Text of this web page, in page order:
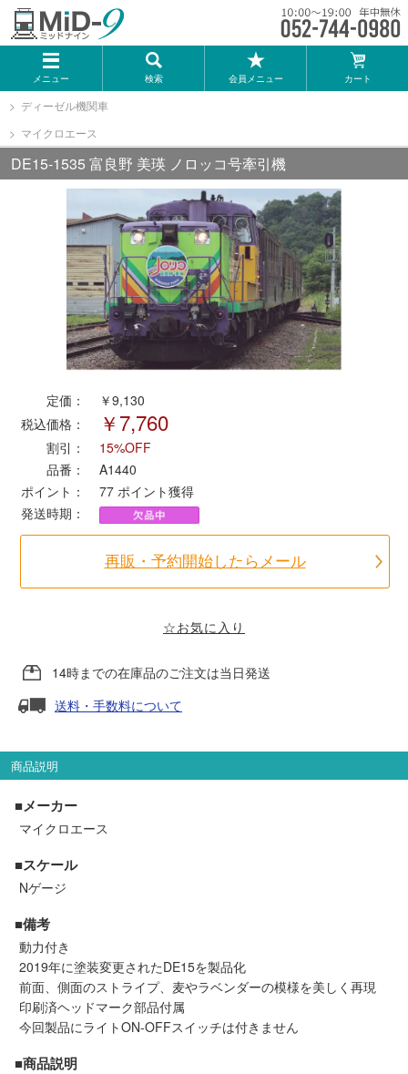
メニュー 検索 会員メニュー カート
メーカー一覧
TOMIX
KATO
トミーテック
マイクロエース
Bトレインショーティー
タカラトミー（プラレール）
ポポンデッタ
MODEMO(モデモ)
TTC
セール品・キャンペーン
セール商品
走行エリア別 鉄道模型車両リスト
北海道・東北 関東
中部
中国・四国
ディーゼル機関車
マイクロエース
DE15-1535 富良野 美瑛 ノロッコ号牽引機
定価：
￥9,130
税込価格：
￥7,760
割引：
15%OFF
品番：
A1440
ポイント：
77 ポイント獲得
発送時期：
再販・予約開始したらメール
☆お気に入り
14時までの在庫品のご注文は当日発送
送料・手数料について
商品説明
■メーカー
マイクロエース
■スケール
Nゲージ
■備考
動力付き
2019年に塗装変更されたDE15を製品化
前面、側面のストライプ、麦やラベンダーの模様を美しく再現
印刷済ヘッドマーク部品付属
今回製品にライトON-OFFスイッチは付きません
■商品説明